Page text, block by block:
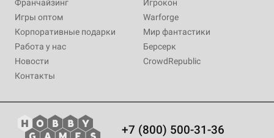
Франчайзинг
Игры оптом
Корпоративные подарки
Работа у нас
Новости
Контакты
Игрокон
Warforge
Мир фантастики
Берсерк
CrowdRepublic
+7 (800) 500-31-36